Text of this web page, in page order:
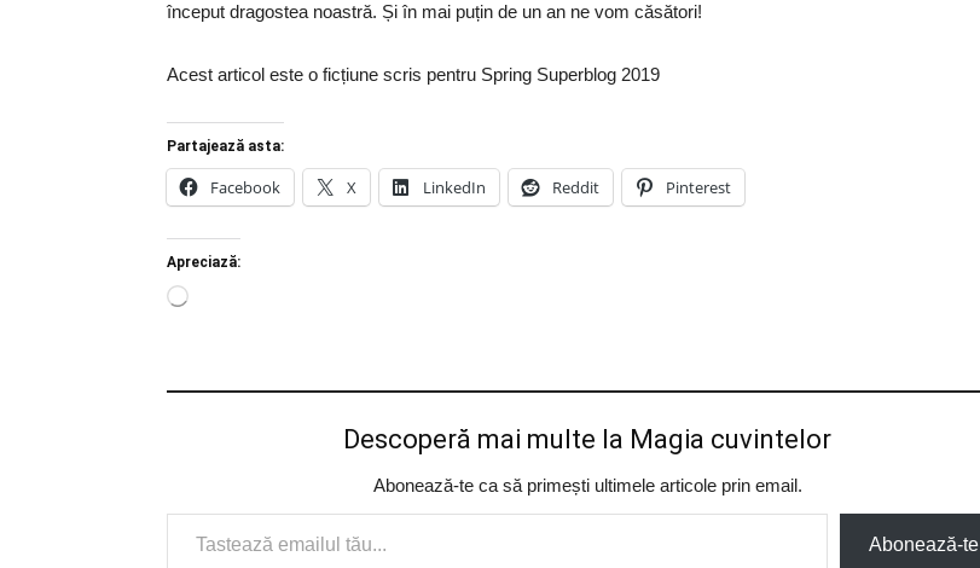
început dragostea noastră. Și în mai puțin de un an ne vom căsători!
Acest articol este o ficțiune scris pentru Spring Superblog 2019
Partajează asta:
Facebook X LinkedIn Reddit Pinterest
Apreciază:
Încarc...
Descoperă mai multe la Magia cuvintelor
Abonează-te ca să primești ultimele articole prin email.
Tastează emailul tău...
Abonează-te